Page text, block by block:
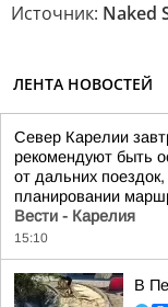
Источник: Naked
ЛЕНТА НОВОСТЕЙ
Север Карелии
рекомендуют быть
от дальних
планировании
Вести - Карелия
15:10
В